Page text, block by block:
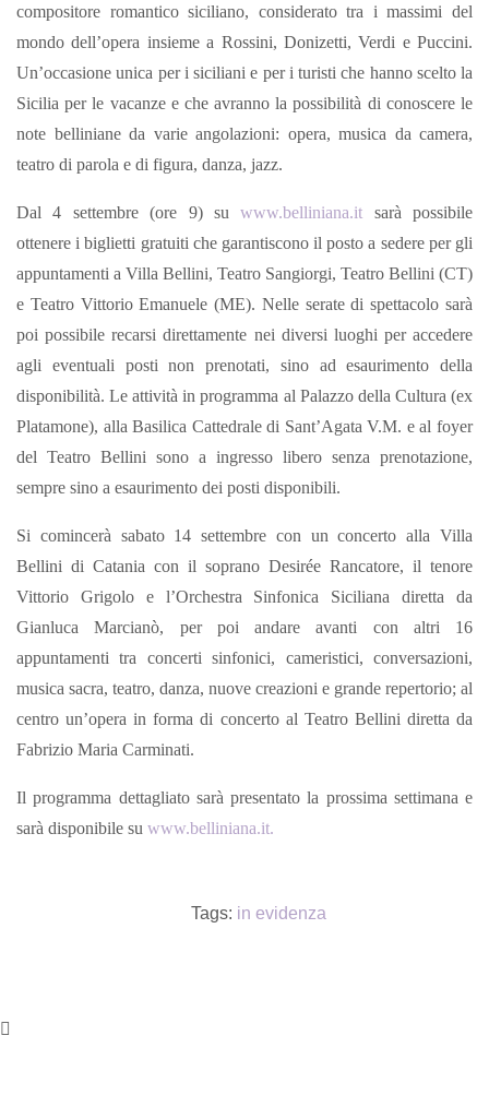
compositore romantico siciliano, considerato tra i massimi del
mondo dell’opera insieme a Rossini, Donizetti, Verdi e Puccini.
Un’occasione unica per i siciliani e per i turisti che hanno scelto la
Sicilia per le vacanze e che avranno la possibilità di conoscere le
note belliniane da varie angolazioni: opera, musica da camera,
teatro di parola e di figura, danza, jazz.
Dal 4 settembre (ore 9) suwww.belliniana.it sarà possibile
ottenere i biglietti gratuiti che garantiscono il posto a sedere per gli
appuntamenti a Villa Bellini, Teatro Sangiorgi, Teatro Bellini (CT)
e Teatro Vittorio Emanuele (ME). Nelle serate di spettacolo sarà
poi possibile recarsi direttamente nei diversi luoghi per accedere
agli eventuali posti non prenotati, sino ad esaurimento della
disponibilità. Le attività in programma al Palazzo della Cultura (ex
Platamone), alla Basilica Cattedrale di Sant’Agata V.M. e al foyer
del Teatro Bellini sono a ingresso libero senza prenotazione,
sempre sino a esaurimento dei posti disponibili.
Si comincerà sabato 14 settembre con un concerto alla Villa
Bellini di Catania con il soprano Desirée Rancatore, il tenore
Vittorio Grigolo e l’Orchestra Sinfonica Siciliana diretta da
Gianluca Marcianò, per poi andare avanti con altri 16
appuntamenti tra concerti sinfonici, cameristici, conversazioni,
musica sacra, teatro, danza, nuove creazioni e grande repertorio; al
centro un’opera in forma di concerto al Teatro Bellini diretta da
Fabrizio Maria Carminati.
Il programma dettagliato sarà presentato la prossima settimana e
sarà disponibile su www.belliniana.it.
Tags: in evidenza